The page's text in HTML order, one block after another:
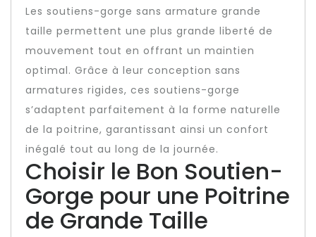
Les soutiens-gorge sans armature grande
taille permettent une plus grande liberté de
mouvement tout en offrant un maintien
optimal. Grâce à leur conception sans
armatures rigides, ces soutiens-gorge
s’adaptent parfaitement à la forme naturelle
de la poitrine, garantissant ainsi un confort
inégalé tout au long de la journée.
Choisir le Bon Soutien-
Gorge pour une Poitrine
de Grande Taille